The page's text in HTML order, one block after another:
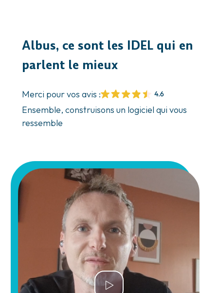
Albus, ce sont les IDEL qui en
parlent le mieux
Merci pour vos avis :
Ensemble, construisons un logiciel qui vous
ressemble